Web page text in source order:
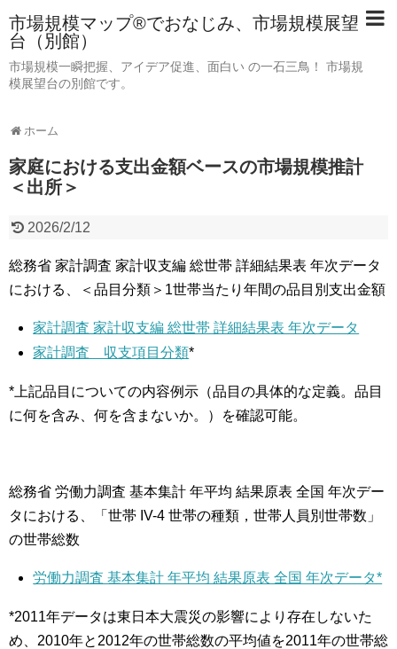
市場規模マップ®でおなじみ、市場規模展望
台（別館）
市場規模一瞬把握、アイデア促進、面白い の一石三鳥！ 市場規
模展望台の別館です。
ホーム
家庭における支出金額ベースの市場規模推計
＜出所＞
2026/2/12
総務省 家計調査 家計収支編 総世帯 詳細結果表 年次データ
における、＜品目分類＞1世帯当たり年間の品目別支出金額
家計調査 家計収支編 総世帯 詳細結果表 年次データ
家計調査 収支項目分類*
*上記品目についての内容例示（品目の具体的な定義。品目
に何を含み、何を含まないか。）を確認可能。
総務省 労働力調査 基本集計 年平均 結果原表 全国 年次デー
タにおける、「世帯 IV-4 世帯の種類，世帯人員別世帯数」
の世帯総数
労働力調査 基本集計 年平均 結果原表 全国 年次データ*
*2011年データは東日本大震災の影響により存在しないた
め、2010年と2012年の世帯総数の平均値を2011年の世帯総